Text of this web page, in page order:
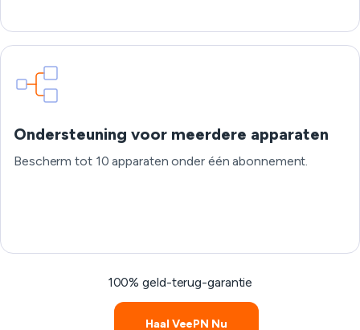
Ondersteuning voor meerdere apparaten
Bescherm tot 10 apparaten onder één abonnement.
100% geld-terug-garantie
Haal VeePN Nu